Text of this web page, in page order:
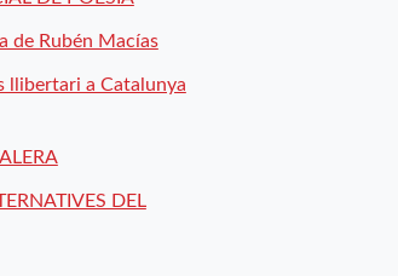
de Rubén Macías
llibertari a Catalunya
DEL